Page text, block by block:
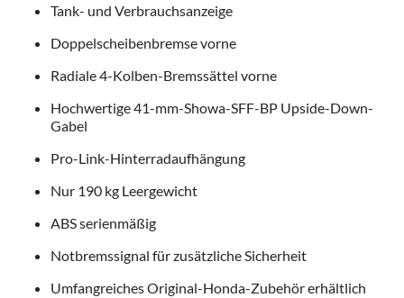
Tank- und Verbrauchsanzeige
Doppelscheibenbremse vorne
Radiale 4-Kolben-Bremssättel vorne
Hochwertige 41-mm-Showa-SFF-BP Upside-Down-
Gabel
Pro-Link-Hinterradaufhängung
Nur 190 kg Leergewicht
ABS serienmäßig
Notbremssignal für zusätzliche Sicherheit
Umfangreiches Original-Honda-Zubehör erhältlich